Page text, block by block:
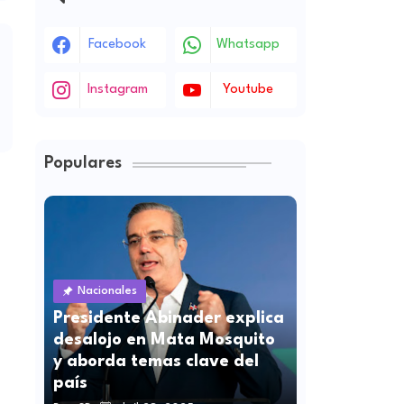
Facebook Whatsapp
Instagram Youtube
Populares
Nacionales
Presidente Abinader explica
desalojo en Mata Mosquito
y aborda temas clave del
país